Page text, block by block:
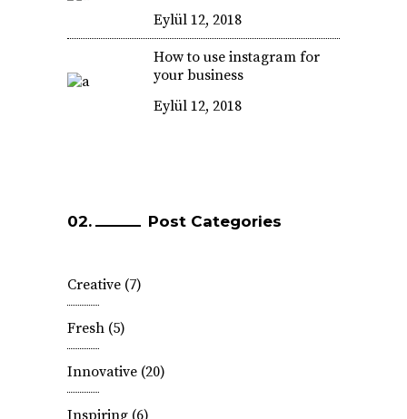
Eylül 12, 2018
How to use instagram for
your business
Eylül 12, 2018
Post Categories
Creative (7)
Fresh (5)
Innovative (20)